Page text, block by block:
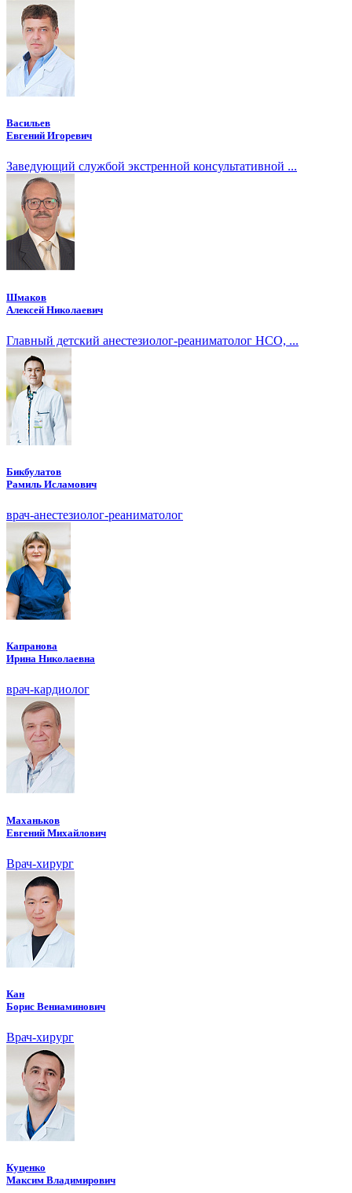
Васильев
Евгений Игоревич
Заведующий службой экстренной консультативной ...
Шмаков
Алексей Николаевич
Главный детский анестезиолог-реаниматолог НСО, ...
Бикбулатов
Рамиль Исламович
врач-анестезиолог-реаниматолог
Капранова
Ирина Николаевна
врач-кардиолог
Маханьков
Евгений Михайлович
Врач-хирург
Кан
Борис Вениаминович
Врач-хирург
Куценко
Максим Владимирович